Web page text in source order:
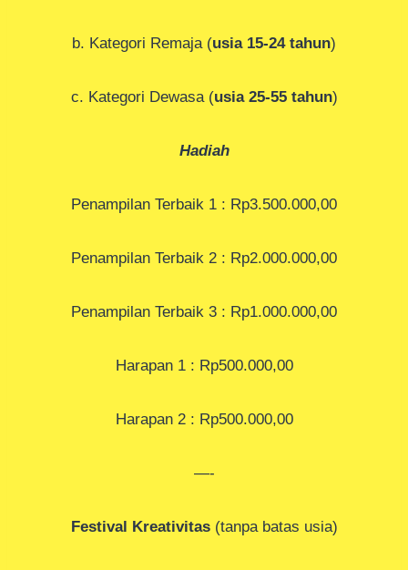
b. Kategori Remaja (usia 15-24 tahun)
c. Kategori Dewasa (usia 25-55 tahun)
Hadiah
Penampilan Terbaik 1 : Rp3.500.000,00
Penampilan Terbaik 2 : Rp2.000.000,00
Penampilan Terbaik 3 : Rp1.000.000,00
Harapan 1 : Rp500.000,00
Harapan 2 : Rp500.000,00
—-
Festival Kreativitas (tanpa batas usia)